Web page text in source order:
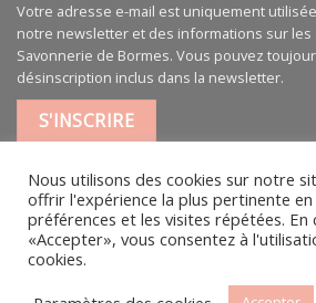
Votre adresse e-mail est uniquement
notre newsletter et des informations sur les
Savonnerie de Bormes. Vous pouvez
désinscription inclus dans la newsletter.
MENTIONS LÉGALES
CONTACT
Nous utilisons des cookies sur notre
offrir l'expérience la plus pertinente
préférences et les visites répétées. En
«Accepter», vous consentez à
cookies.